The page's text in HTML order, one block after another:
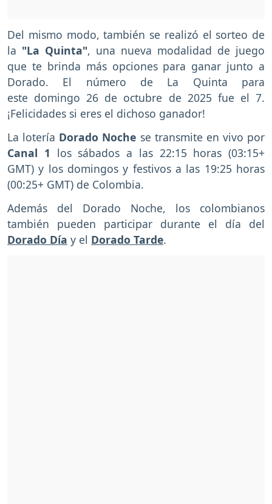
Del mismo modo, también se realizó el sorteo de
la "La Quinta", una nueva modalidad de juego
que te brinda más opciones para ganar junto a
Dorado. El número de La Quinta para
este domingo 26 de octubre de 2025 fue el 7.
¡Felicidades si eres el dichoso ganador!
La lotería Dorado Noche se transmite en vivo por
Canal 1 los sábados a las 22:15 horas (03:15+
GMT) y los domingos y festivos a las 19:25 horas
(00:25+ GMT) de Colombia.
Además del Dorado Noche, los colombianos
también pueden participar durante el día del
Dorado Día y el Dorado Tarde.